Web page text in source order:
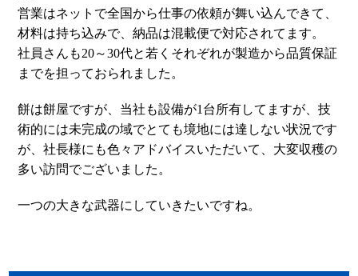
営業はネットで全国から仕事の依頼が舞い込んできて、
材料は持ち込みで、納品は混載便で対応されてます。
社員さんも20～30代と若くそれぞれが製造から品質保証
までを担っておられました。
餅は餅屋ですが、当社も設備が1台所有してますが、技
術的には未完成の域でとても境地には達しない状況です
が、社長様にも色々アドバイスいただいて、大変収穫の
多い訪問でございました。
一つの大きな武器にしていきたいですね。